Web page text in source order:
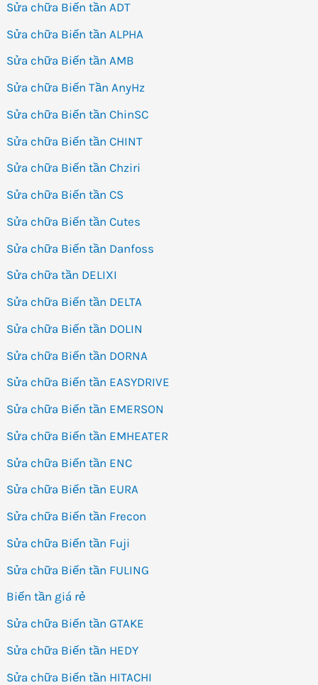
Sửa chữa Biến tần ADT
Sửa chữa Biến tần ALPHA
Sửa chữa Biến tần AMB
Sửa chữa Biến Tần AnyHz
Sửa chữa Biến tần ChinSC
Sửa chữa Biến tần CHINT
Sửa chữa Biến tần Chziri
Sửa chữa Biến tần CS
Sửa chữa Biến tần Cutes
Sửa chữa Biến tần Danfoss
Sửa chữa tần DELIXI
Sửa chữa Biến tần DELTA
Sửa chữa Biến tần DOLIN
Sửa chữa Biến tần DORNA
Sửa chữa Biến tần EASYDRIVE
Sửa chữa Biến tần EMERSON
Sửa chữa Biến tần EMHEATER
Sửa chữa Biến tần ENC
Sửa chữa Biến tần EURA
Sửa chữa Biến tần Frecon
Sửa chữa Biến tần Fuji
Sửa chữa Biến tần FULING
Biến tần giá rẻ
Sửa chữa Biến tần GTAKE
Sửa chữa Biến tần HEDY
Sửa chữa Biến tần HITACHI